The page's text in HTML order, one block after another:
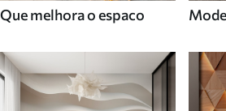
Que melhora o espaco